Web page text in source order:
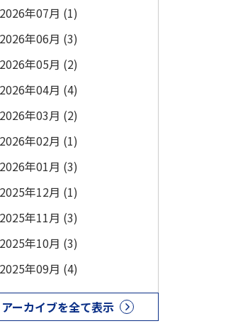
2026年07月 (1)
2026年06月 (3)
2026年05月 (2)
2026年04月 (4)
2026年03月 (2)
2026年02月 (1)
2026年01月 (3)
2025年12月 (1)
2025年11月 (3)
2025年10月 (3)
2025年09月 (4)
アーカイブを全て表示